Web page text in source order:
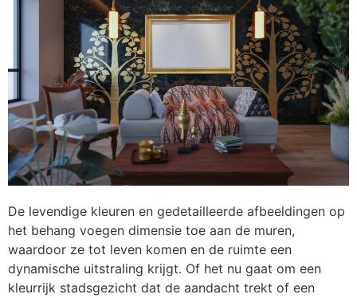
De levendige kleuren en gedetailleerde afbeeldingen op
het behang voegen dimensie toe aan de muren,
waardoor ze tot leven komen en de ruimte een
dynamische uitstraling krijgt. Of het nu gaat om een
kleurrijk stadsgezicht dat de aandacht trekt of een